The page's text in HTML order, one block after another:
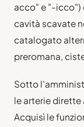
acco" e "-icco")
cavità scavate
catalogato
preromana,
Sotto
le arterie dirette
Acquisì le